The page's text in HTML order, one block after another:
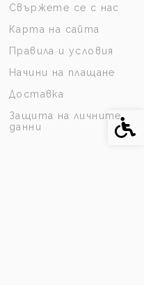
Свържете се с нас
Карта на сайта
Правила и условия
Начини на плащане
Доставка
Защита на личните
данни